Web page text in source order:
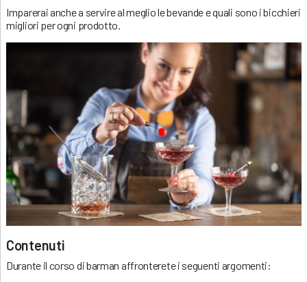
Imparerai anche a servire al meglio le bevande e quali sono i bicchieri
migliori per ogni prodotto.
Contenuti
Durante il corso di barman affronterete i seguenti argomenti: